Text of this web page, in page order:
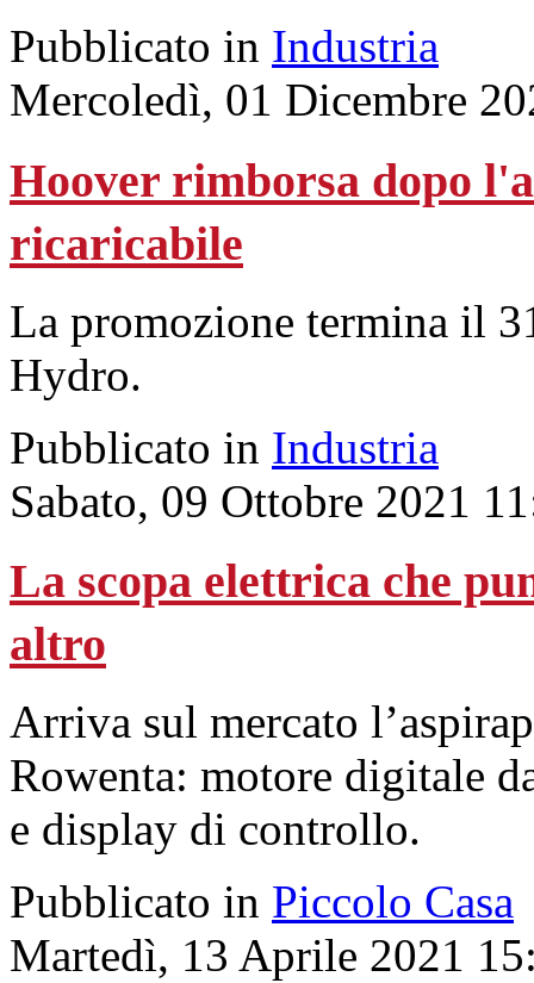
Pubblicato in Industria
Mercoledì, 01 Dicembre
Hoover rimborsa dopo
ricaricabile
La promozione termina il
Hydro.
Pubblicato in Industria
Sabato, 09 Ottobre 2021
La scopa elettrica che
altro
Arriva sul mercato
Rowenta: motore digitale
e display di controllo.
Pubblicato in Piccolo Casa
Martedì, 13 Aprile 2021